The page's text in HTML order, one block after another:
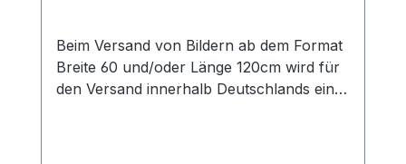
Beim Versand von Bildern ab dem Format
Breite 60 und/oder Länge 120cm wird für
den Versand innerhalb Deutschlands ein